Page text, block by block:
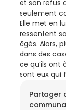
et son refus
seulement
Elle met en
ressentent
âgés. Alors,
dans des
ce qu’ils ont
sont eux qui
Partager